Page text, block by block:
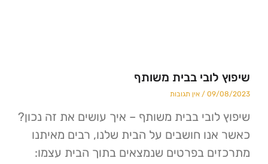
בבית משותף
אין תגובות
בבית משותף – איך עושים את זה נכון?
חושבים על הבית שלנו, רבים מאיתנו
בפרטים שנמצאים בתוך הבית עצמו: